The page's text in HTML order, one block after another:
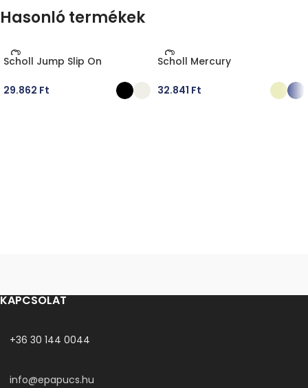
Hasonló termékek
Scholl Jump Slip On
29.862 Ft
Scholl Mercury
32.841 Ft
KAPCSOLAT
+36 30 144 0044
info@epapucs.hu